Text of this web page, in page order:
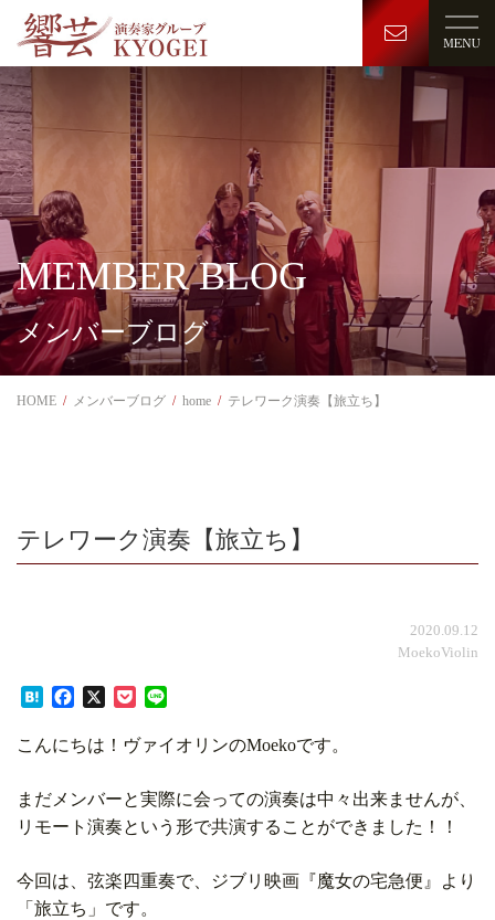
MEMBER BLOG
メンバーブログ
HOME メンバーブログ home テレワーク演奏【旅立ち】
テレワーク演奏【旅立ち】
2020.09.12
MoekoViolin
HatenaFacebook
X Pocket
こんにちは！ヴァイオリンのMoekoです。
まだメンバーと実際に会っての演奏は中々出来ませんが、
リモート演奏という形で共演することができました！！
今回は、弦楽四重奏で、ジブリ映画『魔女の宅急便』より
「旅立ち」です。